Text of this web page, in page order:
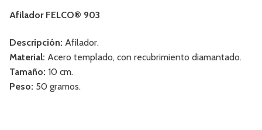
Afilador FELCO® 903
Descripción: Afilador.
Material: Acero templado, con recubrimiento diamantado.
Tamaño: 10 cm.
Peso: 50 gramos.